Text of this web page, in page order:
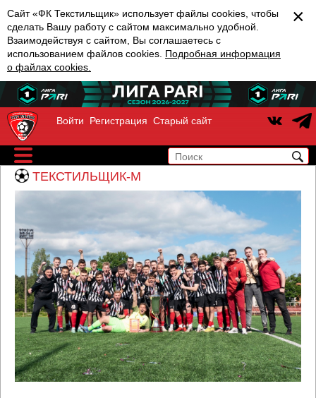
×
Сайт «ФК Текстильщик» использует файлы cookies, чтобы
сделать Вашу работу с сайтом максимально удобной.
Взаимодействуя с сайтом, Вы соглашаетесь с
использованием файлов cookies. Подробная информация
о файлах cookies.
Войти Регистрация Старый сайт
ТЕКСТИЛЬЩИК-М